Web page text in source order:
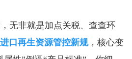
无非就是加点关税、查查环
进口再生资源管控新规，核心变